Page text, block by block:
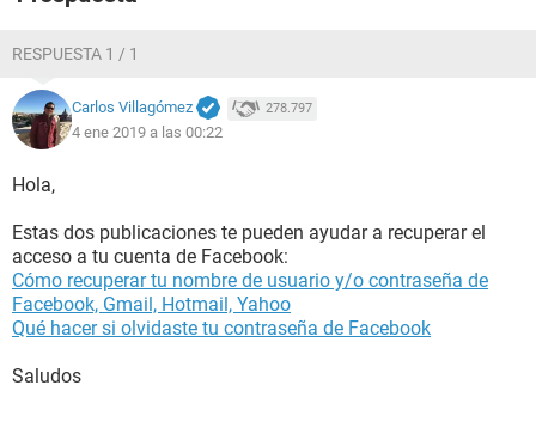
RESPUESTA 1 / 1
Carlos Villagómez 278.797
4 ene 2019 a las 00:22
Hola,
Estas dos publicaciones te pueden ayudar a recuperar el
acceso a tu cuenta de Facebook:
Cómo recuperar tu nombre de usuario y/o contraseña de
Facebook, Gmail, Hotmail, Yahoo
Qué hacer si olvidaste tu contraseña de Facebook
Saludos